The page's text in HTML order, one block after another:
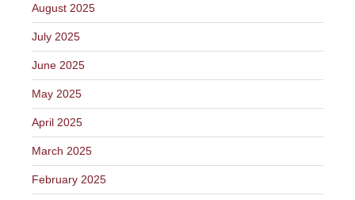
August 2025
July 2025
June 2025
May 2025
April 2025
March 2025
February 2025